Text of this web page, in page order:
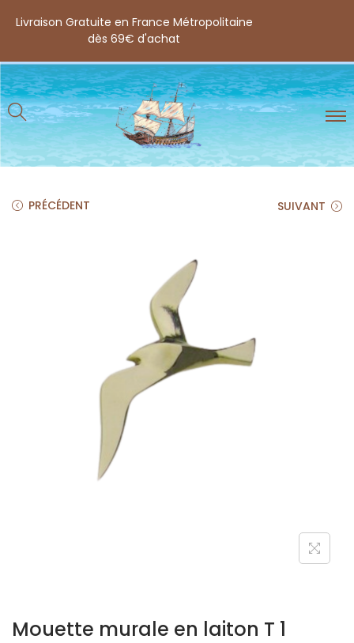
Livraison Gratuite en France Métropolitaine
dès 69€ d'achat
PRÉCÉDENT SUIVANT
Mouette murale en laiton T 1